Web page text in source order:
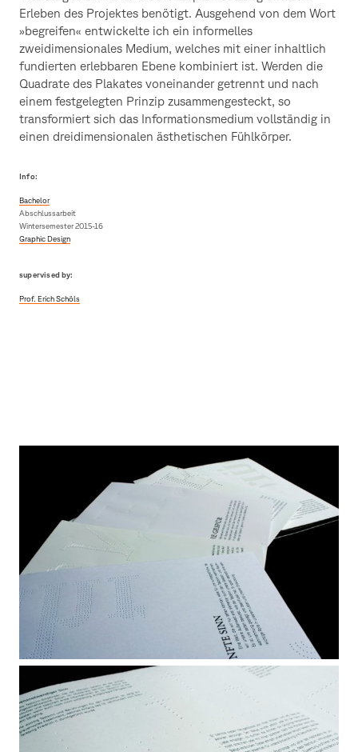
Erleben des Projektes benötigt. Ausgehend von dem Wort
»begreifen« entwickelte ich ein informelles
zweidimensionales Medium, welches mit einer inhaltlich
fundierten erlebbaren Ebene kombiniert ist. Werden die
Quadrate des Plakates voneinander getrennt und nach
einem festgelegten Prinzip zusammengesteckt, so
transformiert sich das Informationsmedium vollständig in
einen dreidimensionalen ästhetischen Fühlkörper.
Info:
Bachelor
Abschlussarbeit
Wintersemester 2015-16
Graphic Design
supervised by:
Prof. Erich Schöls